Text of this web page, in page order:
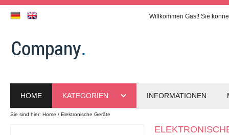
Willkommen Gast! Sie
HOME KATEGORIEN INFORMATIONEN
Sie sind hier: Home Elektronische Geräte